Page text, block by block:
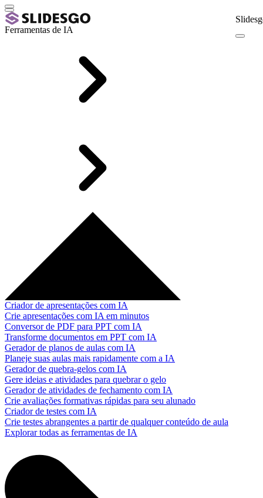
Ferramentas de IA
Criador de apresentações com IA
Crie apresentações com IA em minutos
Conversor de PDF para PPT com IA
Transforme documentos em PPT com IA
Gerador de planos de aulas com IA
Planeje suas aulas mais rapidamente com a IA
Gerador de quebra-gelos com IA
Gere ideias e atividades para quebrar o gelo
Gerador de atividades de fechamento com IA
Crie avaliações formativas rápidas para seu alunado
Criador de testes com IA
Crie testes abrangentes a partir de qualquer conteúdo de aula
Explorar todas as ferramentas de IA